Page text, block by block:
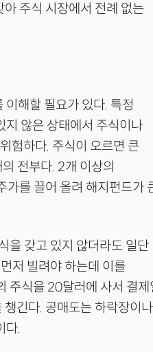
주식 시장에서 전례 없는
이해할 필요가 있다. 특정
지 않은 상태에서 주식이나
험하다. 주식이 오르면 큰
전부다. 2개 이상의
가를 끌어 올려 해지펀드가
을 갖고 있지 않더라도 일단
저 빌려야 하는데 이를
주식을 20달러에 사서 결제
긴다. 공매도는 하락장이나
다.